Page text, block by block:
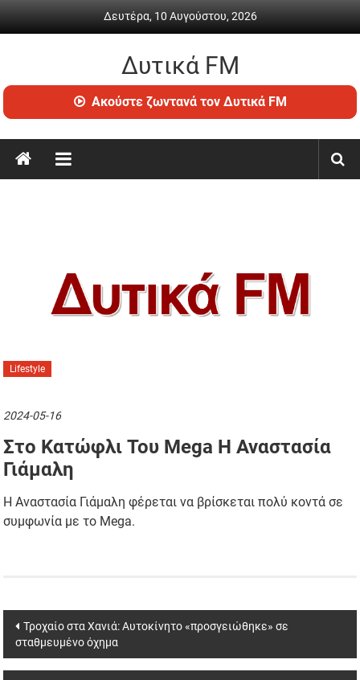
Δευτέρα, 10 Αυγούστου, 2026
Δυτικά FM
Ραδιόφωνο
•
ενημέρωση
Ακούστε ζωντανά τον Δυτικά FM
Lifestyle
2024-05-16
Στο Κατώφλι Του Mega Η Αναστασία
Γιάμαλη
Η Αναστασία Γιάμαλη φέρεται να βρίσκεται πολύ κοντά σε
συμφωνία με το Mega.
Post
navigation
Τροχαίο στα Χανιά: Αυτοκίνητο «προσγειώθηκε» σε
σταθμευμένο όχημα